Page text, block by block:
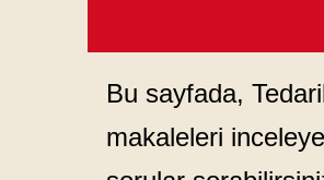
Bu sayfada,
makaleleri